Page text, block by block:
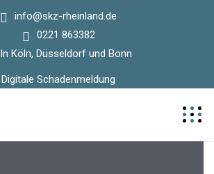
info@skz-rheinland.de
0221 863382
In Köln, Düsseldorf und Bonn
Digitale Schadenmeldung